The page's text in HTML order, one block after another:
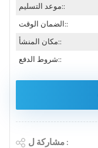
موعد التسليم::
الضمان الوقت::
مكان المنشأ::
شروط الدفع::
مشاركة ل :